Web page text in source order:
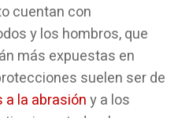
cuentan con
y los hombros, que
más expuestas en
suelen ser de
la abrasióny a los